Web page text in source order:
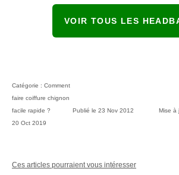
VOIR TOUS LES
Catégorie : Comment
faire coiffure chignon
facile rapide ?
Publié le 23 Nov 2012
Mise à
20 Oct 2019
Ces articles pourraient vous intéresser